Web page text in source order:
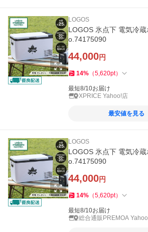
LOGOS
LOGOS 氷点下 電気冷
o.74175090
44,000円
14% （5,620pt）
最短8/10お届け
XPRICE Yahoo!店
最安値を見る
LOGOS
LOGOS 氷点下 電気冷
o.74175090
44,000円
14% （5,620pt）
最短8/10お届け
総合通販PREMOA